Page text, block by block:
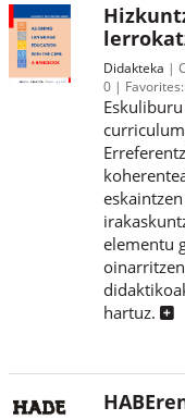
Didakteka
0
Favorites:
elementu
hartuz.